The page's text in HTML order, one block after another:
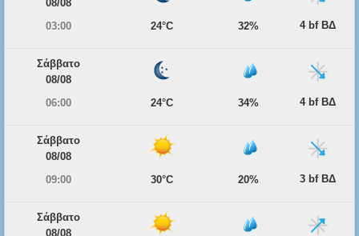
08/08
03:00
24°C 32% 4 bf ΒΔ
Σάββατο
08/08
06:00
24°C 34% 4 bf ΒΔ
Σάββατο
08/08
09:00
30°C 20% 3 bf ΒΔ
Σάββατο
08/08